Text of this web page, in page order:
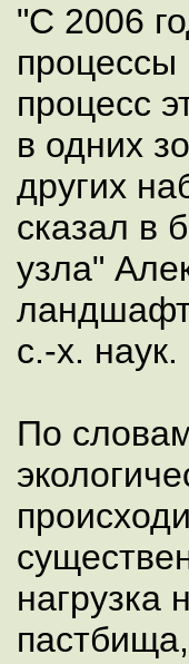
"С 2006
процессы
процесс
в одних
других
сказал в
узла"
с.-х. наук.
По
нагрузка